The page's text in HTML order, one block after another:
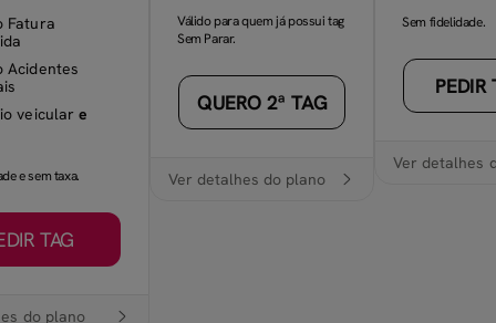
Fatura
Acidentes
veicular e
e sem taxa.
TAG
do plano
6º
seguros
Válido para quem já possui tag
Sem Parar.
QUERO 2ª TAG
Ver detalhes do plano
Sem fidelidade.
PEDIR
Ver detalhes